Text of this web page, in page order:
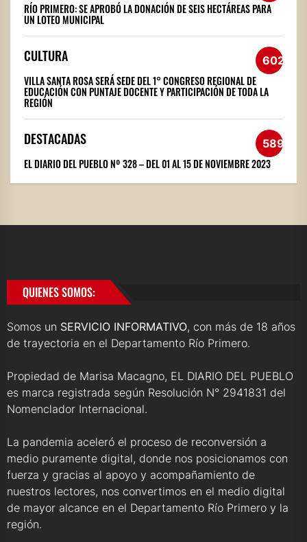
RÍO PRIMERO: SE APROBÓ LA DONACIÓN DE SEIS HECTÁREAS PARA
UN LOTEO MUNICIPAL
CULTURA 602
VILLA SANTA ROSA SERÁ SEDE DEL 1° CONGRESO REGIONAL DE
EDUCACIÓN CON PUNTAJE DOCENTE Y PARTICIPACIÓN DE TODA LA
REGIÓN
DESTACADAS 589
EL DIARIO DEL PUEBLO Nº 328 – DEL 01 AL 15 DE NOVIEMBRE 2023
QUIENES SOMOS:
Somos un SERVICIO INFORMATIVO, con más de 18 años
de trayectoria en el Departamento Río Primero.
Propiedad de Marisa Macagno, EL DIARIO DEL PUEBLO
es marca registrada según Resolución N° 2941831 del
Nomenclador Internacional.
La pandemia aceleró el proceso de reconversión a
medio puramente digital, donde nos posicionamos con
fuerza y gracias al apoyo y acompañamiento de
nuestros lectores, nos convertimos en el medio digital
de mayor alcance en el Departamento Río Primero y la
región.